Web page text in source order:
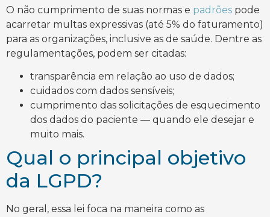
O não cumprimento de suas normas e padrões pode
acarretar multas expressivas (até 5% do faturamento)
para as organizações, inclusive as de saúde. Dentre as
regulamentações, podem ser citadas:
transparência em relação ao uso de dados;
cuidados com dados sensíveis;
cumprimento das solicitações de esquecimento
dos dados do paciente — quando ele desejar e
muito mais.
Qual o principal objetivo
da LGPD?
No geral, essa lei foca na maneira como as